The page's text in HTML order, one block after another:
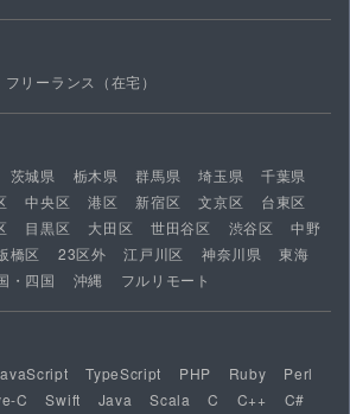
フリーランス（在宅）
茨城県 栃木県 群馬県 埼玉県
千葉県
中央区 港区 新宿区 文京区
台東区
目黒区 大田区 世田谷区 渋谷区
中野
橋区 23区外 江戸川区 神奈川県
東海
・四国 沖縄 フルリモート
TypeScript PHP Ruby
Perl
C Swift Java Scala C C++
C#